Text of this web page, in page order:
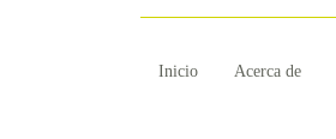
Inicio Acerca de